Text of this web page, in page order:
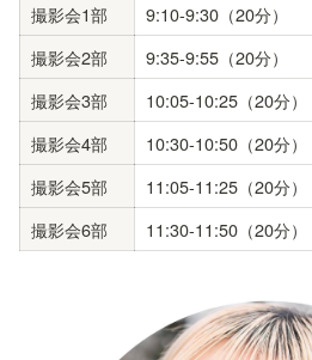
撮影会1部
9:10-9:30（20分）
撮影会2部
9:35-9:55（20分）
撮影会3部
10:05-10:25（20分）
撮影会4部
10:30-10:50（20分）
撮影会5部
11:05-11:25（20分）
撮影会6部
11:30-11:50（20分）